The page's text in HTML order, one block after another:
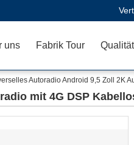
uns Fabrik Tour
Autoradio Android 9,5 Zoll 2K
mit 4G DSP